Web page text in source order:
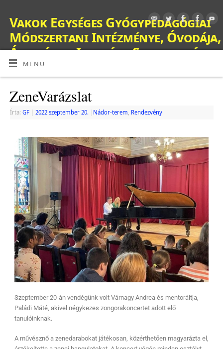
Vakok Egységes Gyógypedagógiai
Módszertani Intézménye, Óvodája,
Általános Iskolája, Szakiskolája,
Készségfejlesztő Iskolája, Fejlesztő
Nevelés-Oktatást Végző Iskolája,
Kollégiuma és Gyermekotthona
OM: 038428
MENÜ
ZeneVarázslat
Írta: GF 2022 szeptember 20. Nádor-terem Rendezvény
Szeptember 20-án vendégünk volt Várnagy Andrea és mentoráltja,
Paládi Máté, akivel négykezes zongorakoncertet adott elő
tanulóinknak.
A művésznő a zenedarabokat játékosan, közérthetően magyarázta el,